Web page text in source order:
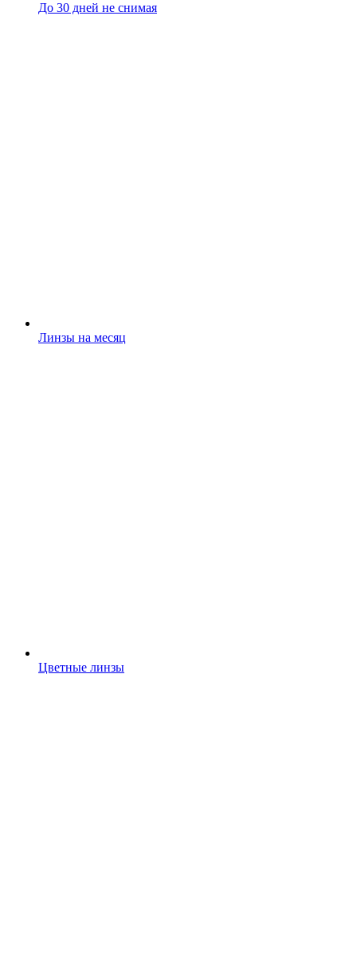
До 30 дней не снимая
Линзы на месяц
Цветные линзы